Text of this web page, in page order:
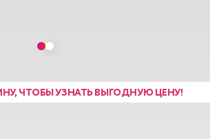
ЧТОБЫ УЗНАТЬ ВЫГОДНУЮ ЦЕНУ!